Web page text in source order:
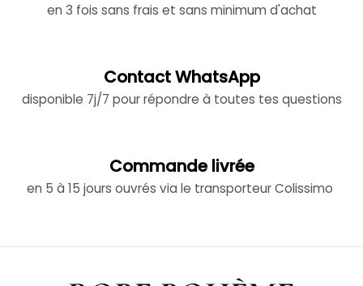
en 3 fois sans frais et sans minimum d'achat
Contact WhatsApp
disponible 7j/7 pour répondre à toutes tes questions
Commande livrée
en 5 à 15 jours ouvrés via le transporteur Colissimo